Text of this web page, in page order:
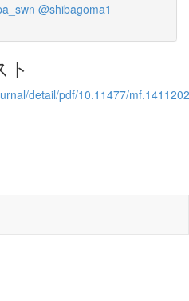
@shibagoma1
detail/pdf/10.11477/